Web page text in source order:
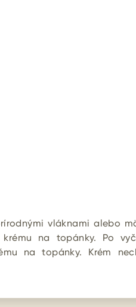
vláknami alebo
na topánky. Po
na topánky. Krém